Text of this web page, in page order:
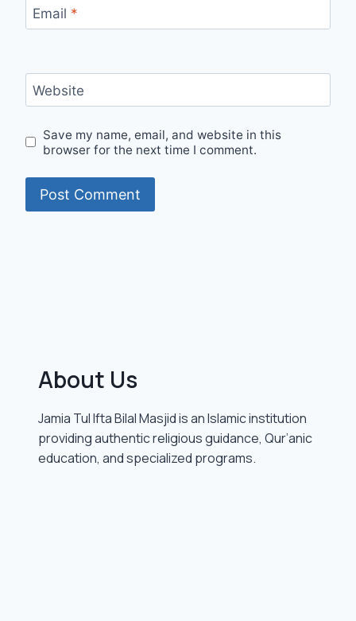
Email *
Website
Save my name, email, and website in this
browser for the next time I comment.
About Us
Jamia Tul Ifta Bilal Masjid is an Islamic institution
providing authentic religious guidance, Qur’anic
education, and specialized programs.